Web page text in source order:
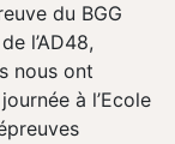
du BGG
l’AD48,
nous ont
à l’Ecole